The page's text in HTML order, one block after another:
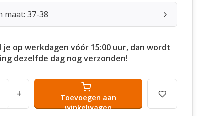
maat: 37-38
je op werkdagen vóór 15:00 uur, dan wordt
dezelfde dag nog verzonden!
+
Toevoegen aan
winkelwagen